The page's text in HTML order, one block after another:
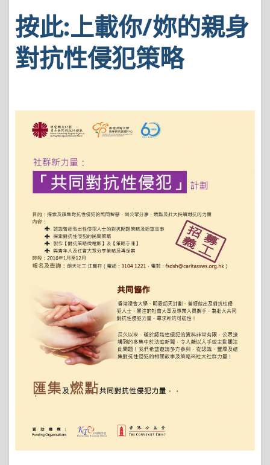
按此:上載你/妳的親身
對抗性侵犯策略